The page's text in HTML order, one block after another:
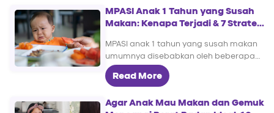
berkembang, atau kebosanan
terhadap menu yang diberikan setiap
hanya berlangsung beberapa hari
hingga satu atau dua minggu dan akan
membaik dengan sendirinya setelah
penyebabnya teratasi. […]
MPASI Anak 1 Tahun yang Susah
Makan: Kenapa Terjadi & 7 Strateg
MPASI anak 1 tahun yang susah makan
umumnya disebabkan oleh beberapa
hal yang masih berkaitan dengan
tumbuh kembang, mulai dari growth
tidak lagi naik secepat masa bayi, fase
Read More
Agar Anak Mau Makan dan Gemuk